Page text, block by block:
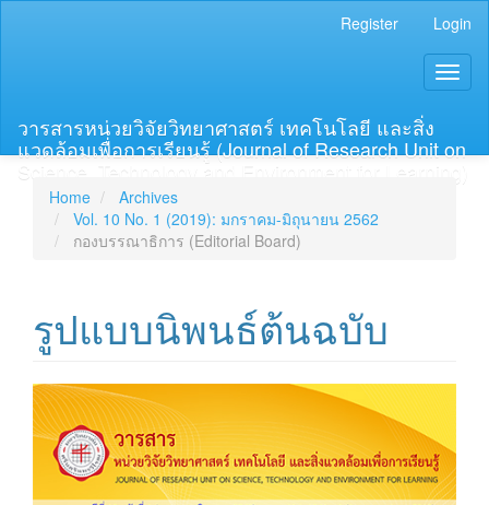
Register Login
วารสารหน่วยวิจัยวิทยาศาสตร์ เทคโนโลยี และสิ่ง
แวดล้อมเพื่อการเรียนรู้ (Journal of Research Unit on
Science, Technology and Environment for Learning)
Home
Archives
Vol. 10 No. 1 (2019): มกราคม-มิถุนายน 2562
กองบรรณาธิการ (Editorial Board)
รูปแบบนิพนธ์ต้นฉบับ
Article
Sidebar